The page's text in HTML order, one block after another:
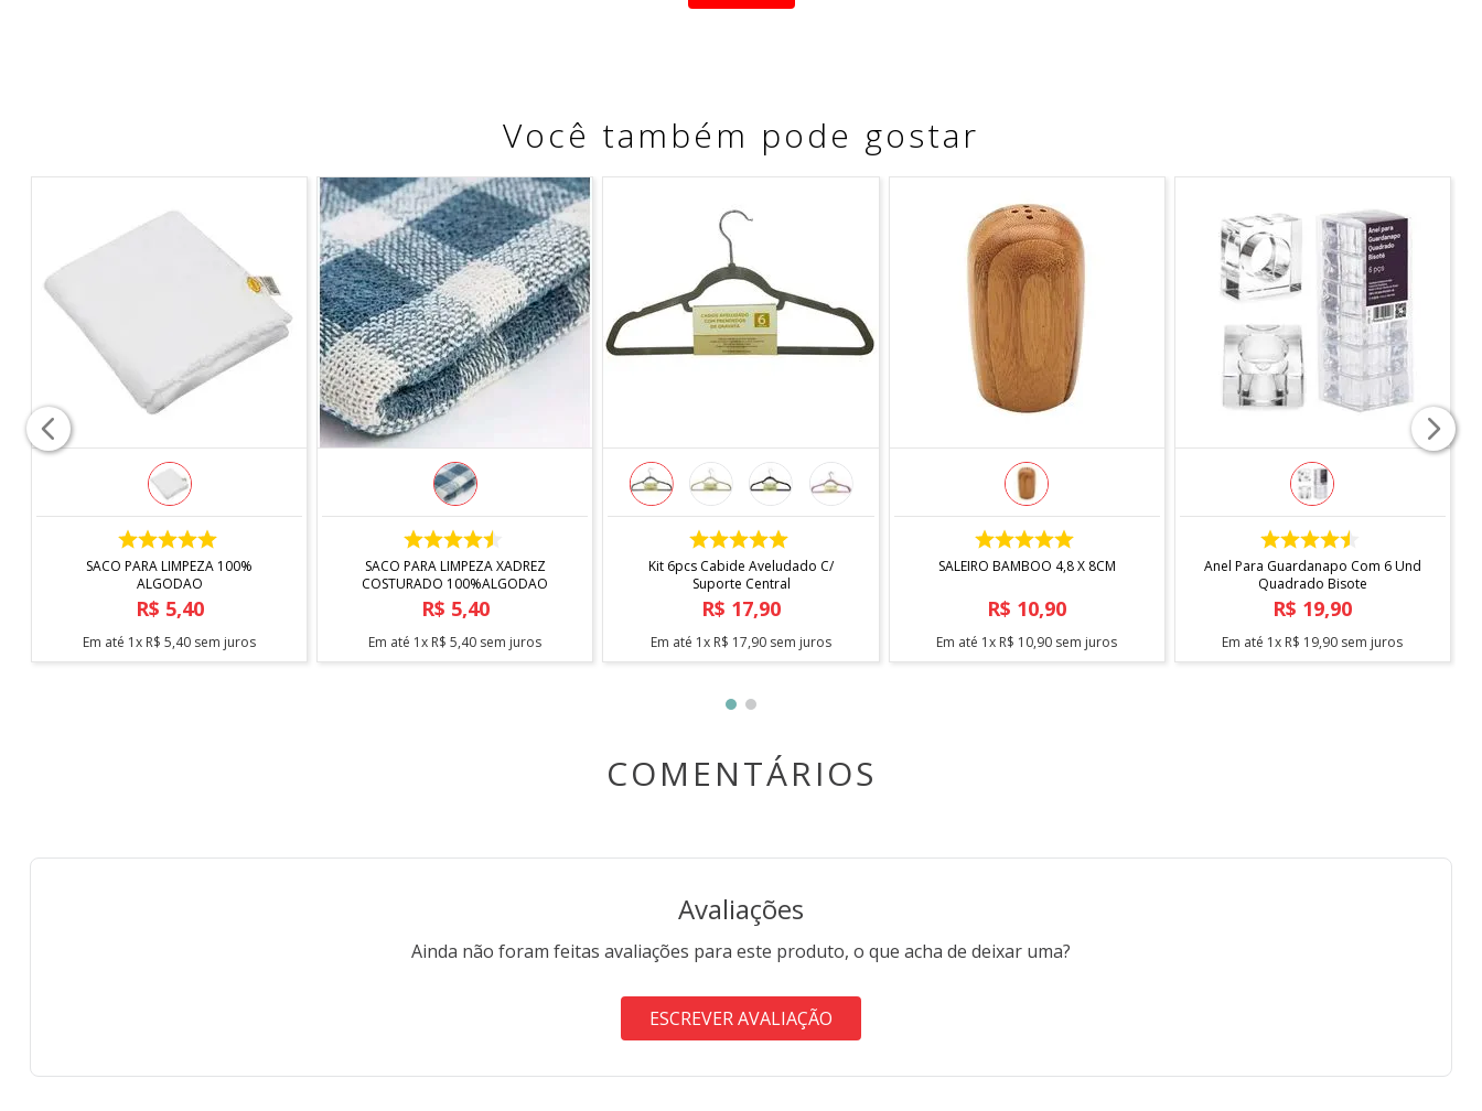
Largura:5,8cm
Comprimento:5,8cm
PIRES
Comprimento:
Composição:
Capacidade:
Contém:
1 Conjunto de Xícara e Pires de Café Mesh em Porcelana 70ml 2 peças
*IMAGEM MERAMENTE ILUSTRATIVA
Você também pode gostar
COMPRAR
SACO PARA LIMPEZA 100%
ALGODAO
R$ 5,40
Em até 1x R$ 5,40 sem juros
COMPRAR
SACO PARA LIMPEZA XADREZ
COSTURADO 100%ALGODAO
R$ 5,40
Em até 1x R$ 5,40 sem juros
COMPRAR
Kit 6pcs Cabide Aveludado C/
Suporte Central
R$ 17,90
Em até 1x R$ 17,90 sem juros
COMPRAR
SALEIRO BAMBOO 4,8 X 8CM
R$ 10,90
Em até 1x R$ 10,90 sem juros
COMPRAR
Anel Para Guardanapo Com 6 Und
Quadrado Bisote
R$ 19,90
Em até 1x R$ 19,90 sem juros
COMENTÁRIOS
Avaliações
Ainda não foram feitas avaliações para este produto, o que acha de deixar uma?
ESCREVER AVALIAÇÃO